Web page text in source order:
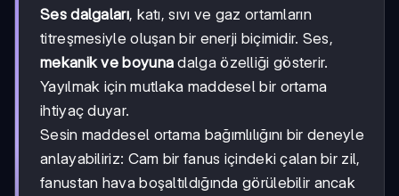
Ses dalgaları, katı, sıvı ve gaz ortamların
titreşmesiyle oluşan bir enerji biçimidir. Ses,
mekanik ve boyuna dalga özelliği gösterir.
Yayılmak için mutlaka maddesel bir ortama
ihtiyaç duyar.
Sesin maddesel ortama bağımlılığını bir deneyle
anlayabiliriz: Cam bir fanus içindeki çalan bir zil,
fanustan hava boşaltıldığında görülebilir ancak